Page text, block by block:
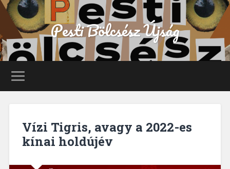
Pesti Bölcsész Újság
Vízi Tigris, avagy a 2022-es
kínai holdújév